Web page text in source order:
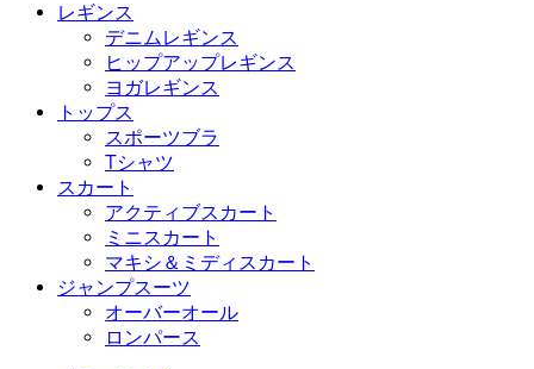
レギンス
デニムレギンス
ヒップアップレギンス
ヨガレギンス
トップス
スポーツブラ
Tシャツ
スカート
アクティブスカート
ミニスカート
マキシ＆ミディスカート
ジャンプスーツ
オーバーオール
ロンパース